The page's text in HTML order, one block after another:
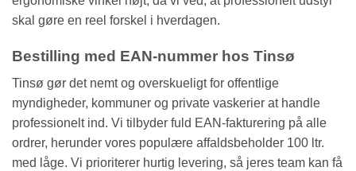
skal gøre en reel forskel i hverdagen.
Bestilling med EAN-nummer hos Tinsø
Tinsø gør det nemt og overskueligt for offentlige
myndigheder, kommuner og private vaskerier at handle
professionelt ind. Vi tilbyder fuld EAN-fakturering på alle
ordrer, herunder vores populære affaldsbeholder 100 ltr.
med låge. Vi prioriterer hurtig levering, så jeres team kan få